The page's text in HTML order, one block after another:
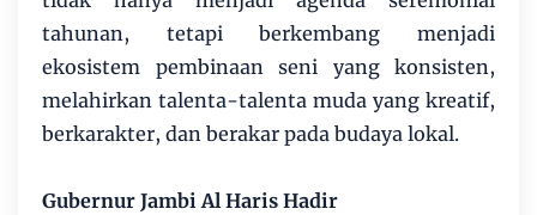
tahunan, tetapi berkembang menjadi
ekosistem pembinaan seni yang konsisten,
melahirkan talenta-talenta muda yang kreatif,
berkarakter, dan berakar pada budaya lokal.
Gubernur Jambi Al Haris Hadir